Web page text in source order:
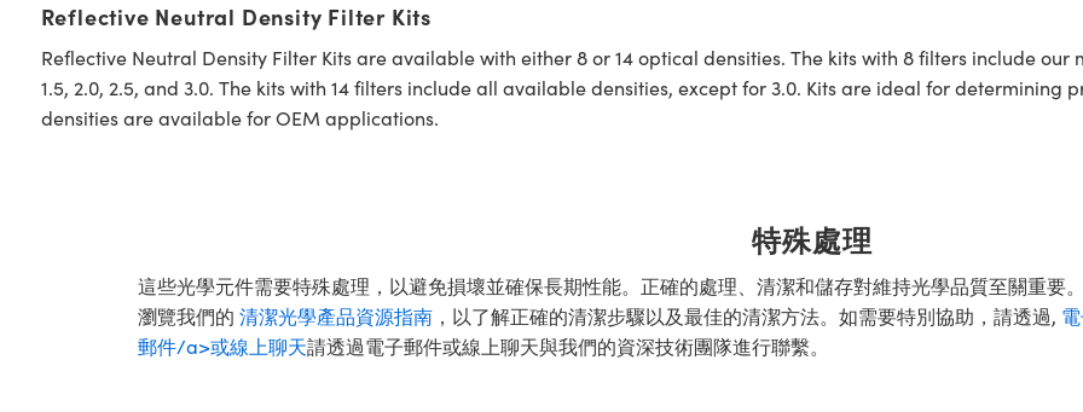
Reflective Neutral Density Filter Kits
Reflective Neutral Density Filter Kits are available with either 8 or 14 optical densities. The kits with 8 filters include our
1.5, 2.0, 2.5, and 3.0. The kits with 14 filters include all available densities, except for 3.0. Kits are ideal for determining
densities are available for OEM applications.
特殊處理
這些光學元件需要特殊處理，以避免損壞並確保長期性能。正確的處理、清潔和儲存對維持光學品質至關重要
瀏覽我們的 清潔光學產品資源指南，以了解正確的清潔步驟以及最佳的清潔方法。如需要特別協助，請透過,
郵件/a>或線上聊天請透過電子郵件或線上聊天與我們的資深技術團隊進行聯繫。